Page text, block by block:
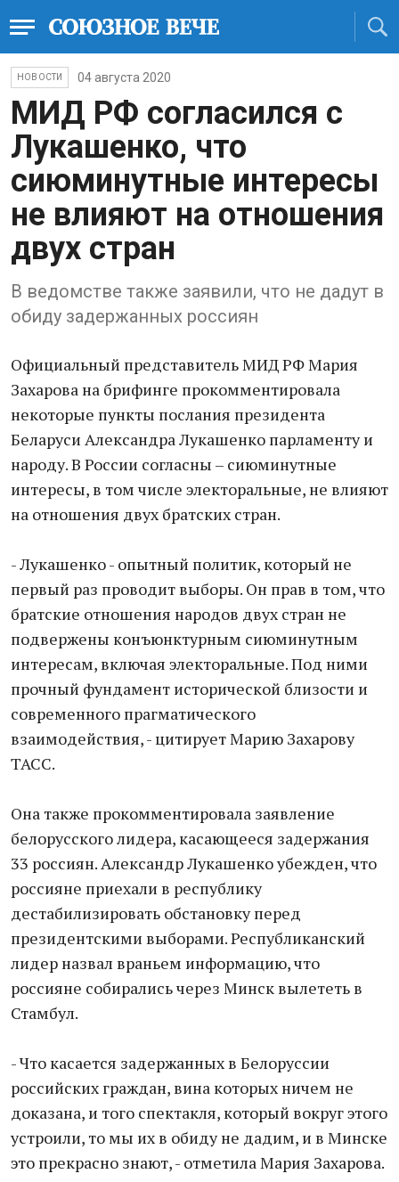
НОВОСТИ 04 августа 2020
МИД РФ согласился с
Лукашенко, что
сиюминутные интересы
не влияют на отношения
двух стран
В ведомстве также заявили, что не дадут в
обиду задержанных россиян
Официальный представитель МИД РФ Мария
Захарова на брифинге прокомментировала
некоторые пункты послания президента
Беларуси Александра Лукашенко парламенту и
народу. В России согласны – сиюминутные
интересы, в том числе электоральные, не влияют
на отношения двух братских стран.
- Лукашенко - опытный политик, который не
первый раз проводит выборы. Он прав в том, что
братские отношения народов двух стран не
подвержены конъюнктурным сиюминутным
интересам, включая электоральные. Под ними
прочный фундамент исторической близости и
современного прагматического
взаимодействия, - цитирует Марию Захарову
ТАСС.
Она также прокомментировала заявление
белорусского лидера, касающееся задержания
33 россиян. Александр Лукашенко убежден, что
россияне приехали в республику
дестабилизировать обстановку перед
президентскими выборами. Республиканский
лидер назвал враньем информацию, что
россияне собирались через Минск вылететь в
Стамбул.
- Что касается задержанных в Белоруссии
российских граждан, вина которых ничем не
доказана, и того спектакля, который вокруг этого
устроили, то мы их в обиду не дадим, и в Минске
это прекрасно знают, - отметила Мария Захарова.